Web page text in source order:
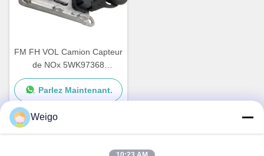
FM FH VOL Camion Capteur
de NOx 5WK97368
22827991 24V Garantie de
12 mois
Parlez Maintenant.
Weigo